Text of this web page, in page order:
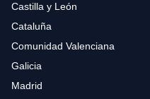
Castilla y León
Cataluña
Comunidad Valenciana
Galicia
Madrid